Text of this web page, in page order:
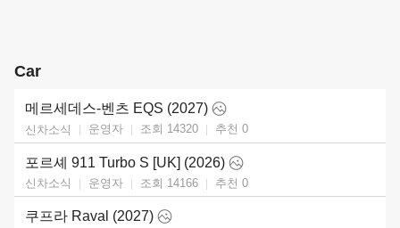
Car
메르세데스-벤츠 EQS (2027)
신차소식 운영자 조회 14320 추천 0
포르셰 911 Turbo S [UK] (2026)
신차소식 운영자 조회 14166 추천 0
쿠프라 Raval (2027)